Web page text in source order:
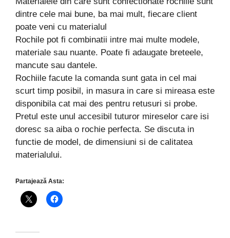
dintre cele mai bune, ba mai mult, fiecare client
poate veni cu materialul
Rochile pot fi combinatii intre mai multe modele,
materiale sau nuante. Poate fi adaugate breteele,
mancute sau dantele.
Rochiile facute la comanda sunt gata in cel mai
scurt timp posibil, in masura in care si mireasa este
disponibila cat mai des pentru retusuri si probe.
Pretul este unul accesibil tuturor mireselor care isi
doresc sa aiba o rochie perfecta. Se discuta in
functie de model, de dimensiuni si de calitatea
materialului.
Partajează Asta: